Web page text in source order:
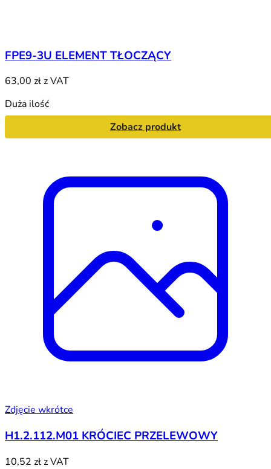
FPE9-3U ELEMENT TŁOCZĄCY
63,00 złz VAT
Duża ilość
Zobacz produkt
Zdjęcie wkrótce
H1.2.112.M01 KRÓCIEC PRZELEWOWY
10,52 złz VAT